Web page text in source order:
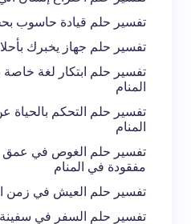
احفظ اسمي والبريد
لاستخدامه في المرة
تفسير حلم قيادة حاسوب
تفسير حلم جهاز يخبرك
تفسير حلم ابتكار لغة
المنام
تفسير حلم التحكم
المنام
تفسير حلم الغوص في عمق
مفقودة في المنام
تفسير حلم العيش في زمن
تفسير حلم السفر في سفينة